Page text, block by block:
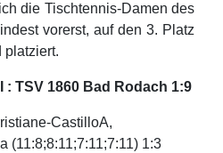
die Tischtennis-Damen des
vorerst, auf den 3. Platz
platziert.
: TSV 1860 Bad Rodach 1:9
CastilloA,
(11:8;8:11;7:11;7:11) 1:3